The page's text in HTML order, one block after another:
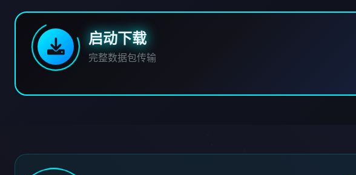
启动下载
完整数据包传输